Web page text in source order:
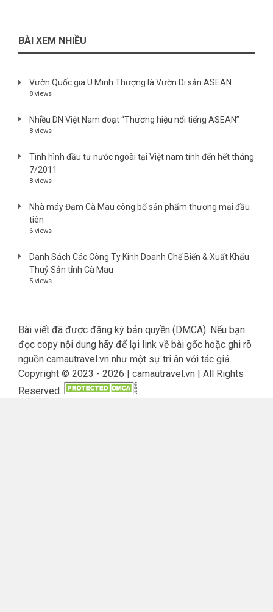
BÀI XEM NHIỀU
Vườn Quốc gia U Minh Thượng là Vườn Di sản ASEAN
8 views
Nhiều DN Việt Nam đoạt “Thương hiệu nổi tiếng ASEAN”
8 views
Tình hình đầu tư nước ngoài tại Việt nam tính đến hết tháng
7/2011
8 views
Nhà máy Đạm Cà Mau công bố sản phẩm thương mại đầu
tiên
6 views
Danh Sách Các Công Ty Kinh Doanh Chế Biến & Xuất Khẩu
Thuỷ Sản tỉnh Cà Mau
5 views
Bài viết đã được đăng ký bản quyền (DMCA). Nếu bạn
đọc copy nội dung hãy để lại link về bài gốc hoặc ghi rõ
nguồn camautravel.vn như một sự tri ân với tác giả.
Copyright © 2023 - 2026 | camautravel.vn | All Rights
Reserved.